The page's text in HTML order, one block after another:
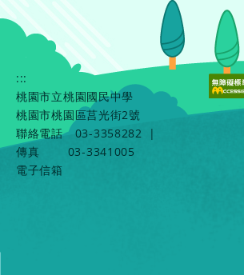
:::
桃園市立桃園國民中學
桃園市桃園區莒光街2號
聯絡電話
03-3358282
|
傳真
03-3341005
電子信箱